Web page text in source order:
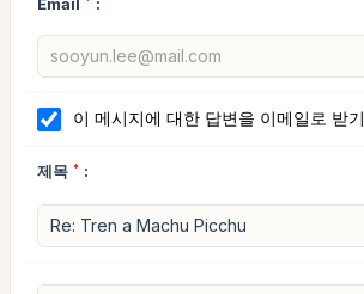
이 메시지에 대한 답변을 이메일로 받기
제목 * :